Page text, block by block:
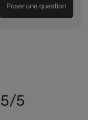
Poser une question
5/5